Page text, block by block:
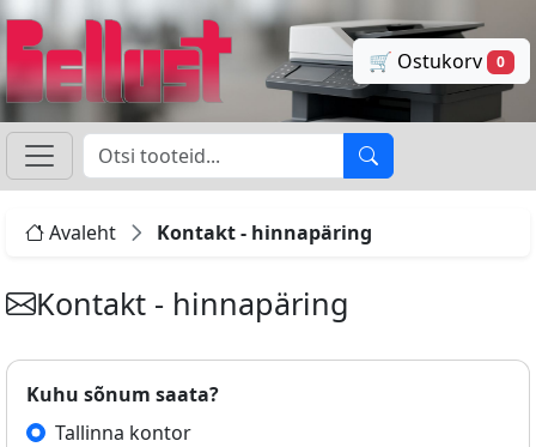
🛒 Ostukorv 0
Avaleht Kontakt - hinnapäring
Kontakt - hinnapäring
Kuhu sõnum saata?
Tallinna kontor